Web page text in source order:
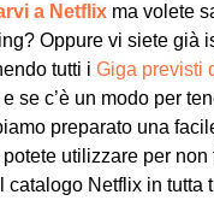
a Netflix ma volete
Oppure vi siete già
tutti i Giga previsti
se c’è un modo per
preparato una
utilizzare per
catalogo Netflix in tutta